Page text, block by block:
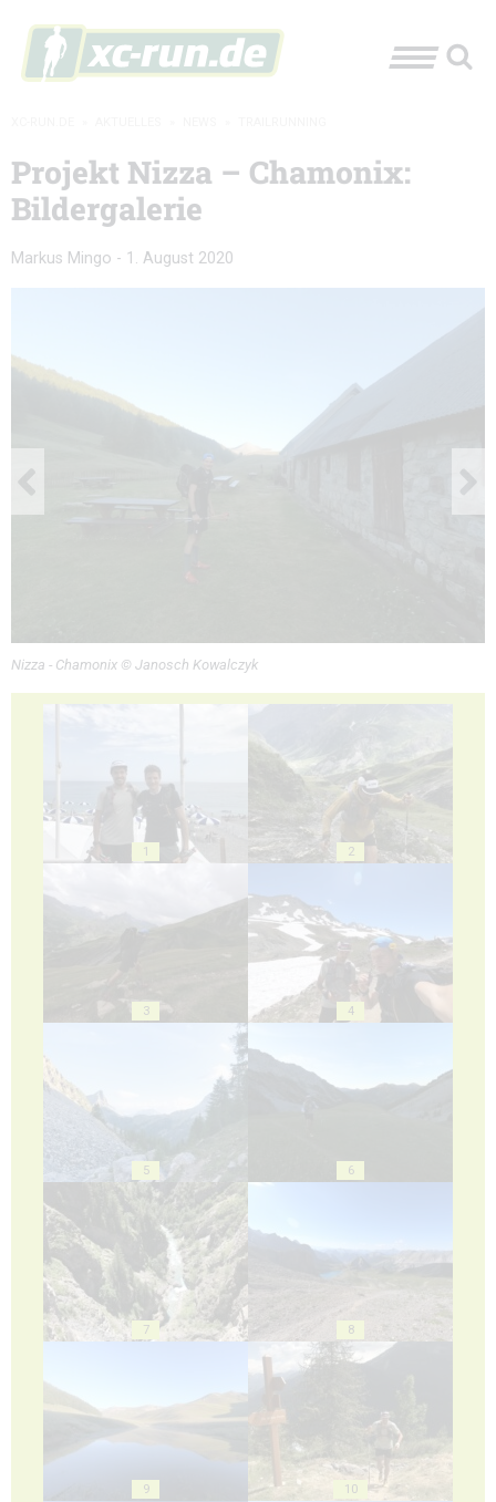
Projekt Nizza – Chamonix:
Bildergalerie
Markus Mingo - 1. August 2020
Nizza - Chamonix © Janosch Kowalczyk
1 2
3 4
5 6
7 8
9 10